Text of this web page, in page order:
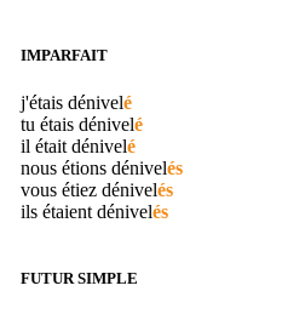
IMPARFAIT
j'étais dénivelé
tu étais dénivelé
il était dénivelé
nous étions dénivelés
vous étiez dénivelés
ils étaient dénivelés
FUTUR SIMPLE